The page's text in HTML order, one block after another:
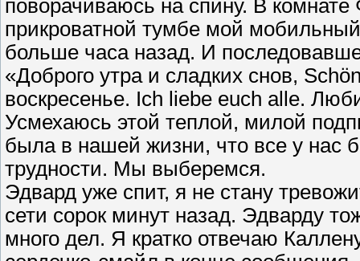
поворачиваюсь на спину. В
прикроватной тумбе мой
больше часа назад. И
«Доброго утра и сладких снов,
воскресенье. Ich liebe euch alle.
Усмехаюсь этой теплой, милой
была в нашей жизни, что все у нас
трудности. Мы выберемся.
Эдвард уже спит, я не стану
сети сорок минут назад. Эдварду
много дел. Я кратко отвечаю